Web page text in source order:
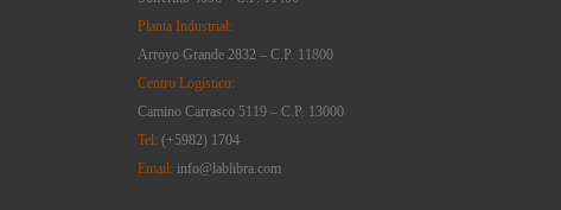
Planta Industrial:
Arroyo Grande 2832 – C.P. 11800
Centro Logístico:
Camino Carrasco 5119 – C.P. 13000
Tel: (+5982) 1704
Email: info@lablibra.com